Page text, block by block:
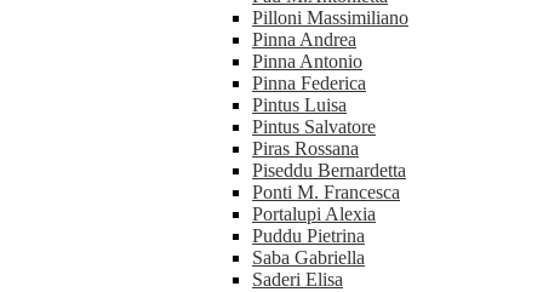
Pilloni Massimiliano
Pinna Andrea
Pinna Antonio
Pinna Federica
Pintus Luisa
Pintus Salvatore
Piras Rossana
Piseddu Bernardetta
Ponti M. Francesca
Portalupi Alexia
Puddu Pietrina
Saba Gabriella
Saderi Elisa